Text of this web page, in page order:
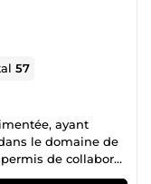
57
ayant
le domaine de
de collaborer
où j'ai